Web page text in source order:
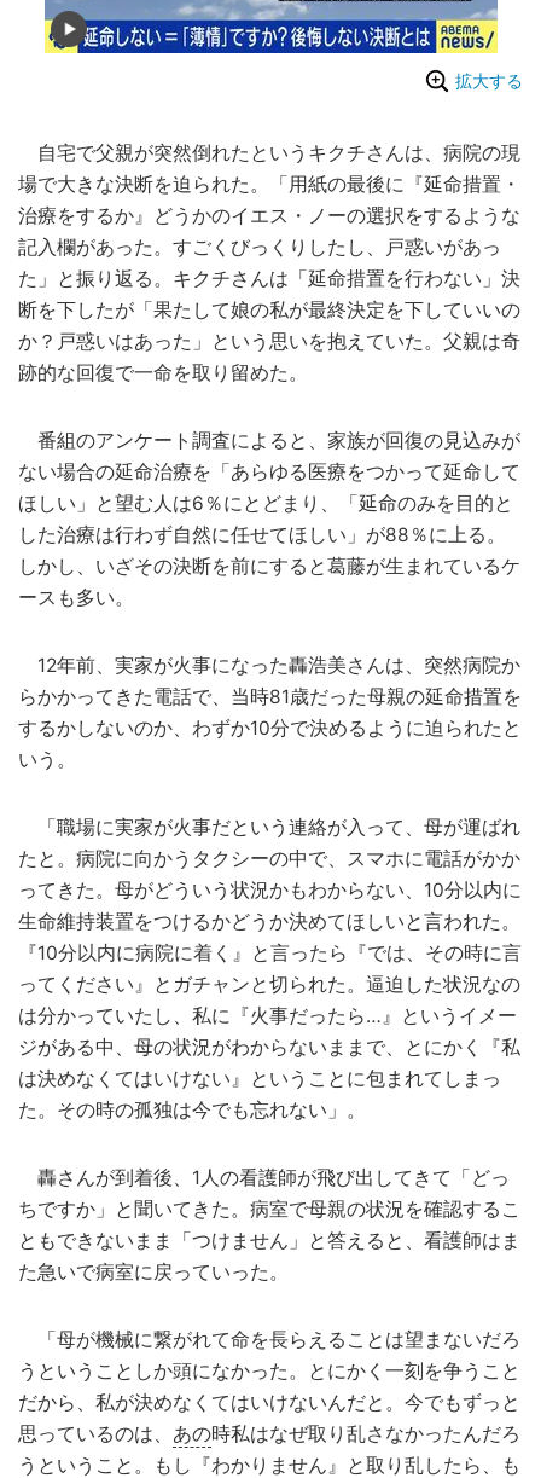
拡大する
自宅で父親が突然倒れたというキクチさんは、病院の現
場で大きな決断を迫られた。「用紙の最後に『延命措置・
治療をするか』どうかのイエス・ノーの選択をするような
記入欄があった。すごくびっくりしたし、戸惑いがあっ
た」と振り返る。キクチさんは「延命措置を行わない」決
断を下したが「果たして娘の私が最終決定を下していいの
か？戸惑いはあった」という思いを抱えていた。父親は奇
跡的な回復で一命を取り留めた。
番組のアンケート調査によると、家族が回復の見込みが
ない場合の延命治療を「あらゆる医療をつかって延命して
ほしい」と望む人は6％にとどまり、「延命のみを目的と
した治療は行わず自然に任せてほしい」が88％に上る。
しかし、いざその決断を前にすると葛藤が生まれているケ
ースも多い。
12年前、実家が火事になった轟浩美さんは、突然病院か
らかかってきた電話で、当時81歳だった母親の延命措置を
するかしないのか、わずか10分で決めるように迫られたと
いう。
「職場に実家が火事だという連絡が入って、母が運ばれ
たと。病院に向かうタクシーの中で、スマホに電話がかか
ってきた。母がどういう状況かもわからない、10分以内に
生命維持装置をつけるかどうか決めてほしいと言われた。
『10分以内に病院に着く』と言ったら『では、その時に言
ってください』とガチャンと切られた。逼迫した状況なの
は分かっていたし、私に『火事だったら…』というイメー
ジがある中、母の状況がわからないままで、とにかく『私
は決めなくてはいけない』ということに包まれてしまっ
た。その時の孤独は今でも忘れない」。
轟さんが到着後、1人の看護師が飛び出してきて「どっ
ちですか」と聞いてきた。病室で母親の状況を確認するこ
ともできないまま「つけません」と答えると、看護師はま
た急いで病室に戻っていった。
「母が機械に繋がれて命を長らえることは望まないだろ
うということしか頭になかった。とにかく一刻を争うこと
だから、私が決めなくてはいけないんだと。今でもずっと
思っているのは、 あの時私はなぜ取り乱さなかったんだろ
うということ。もし『わかりません』と取り乱したら、も